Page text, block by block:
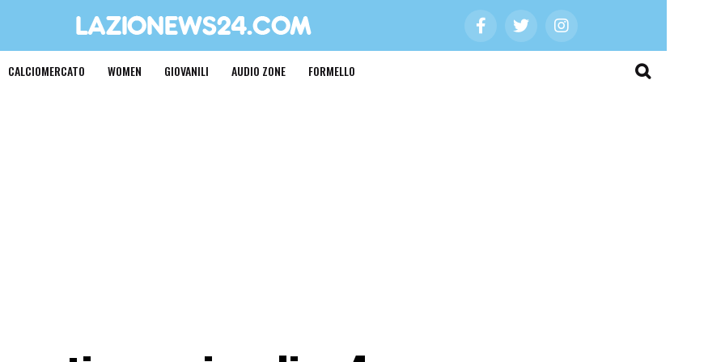
CALCIOMERCATO WOMEN GIOVANILI AUDIO ZONE FORMELLO